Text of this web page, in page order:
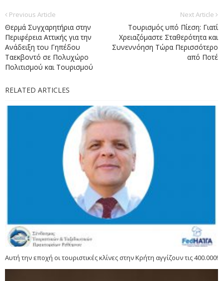
Previous Article
Θερμά Συγχαρητήρια στην
Περιφέρεια Αττικής για την
Ανάδειξη του Γηπέδου
Ταεκβοντό σε Πολυχώρο
Πολιτισμού και Τουρισμού
Next Article
Τουρισμός υπό Πίεση: Γιατί
Χρειαζόμαστε Σταθερότητα και
Συνεννόηση Τώρα Περισσότερο
από Ποτέ
RELATED ARTICLES
Aυτή την εποχή οι τουριστικές κλίνες στην Κρήτη αγγίζουν τις 400.000!